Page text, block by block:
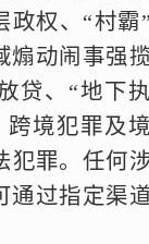
政权、“村霸
煽动闹事强
贷、“地下
跨境犯罪及
犯罪。任何
通过指定渠